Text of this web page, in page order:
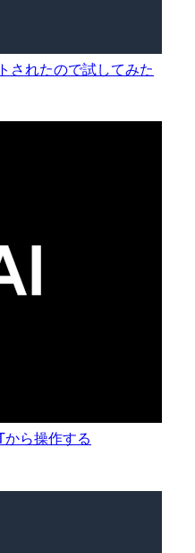
されたので試してみた
ら操作する